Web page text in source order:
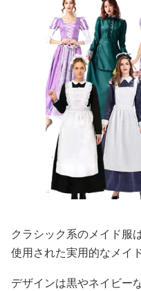
クラシック系のメイド服
使用された実用的なメイ
デザインは黒やネイビー